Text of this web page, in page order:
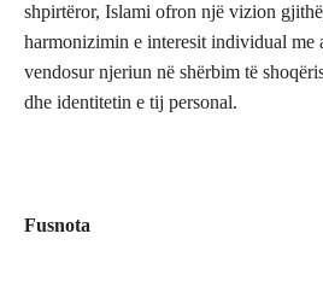
shpirtëror, Islami ofron një vizion
harmonizimin e interesit individual me
vendosur njeriun në shërbim të
dhe identitetin e tij personal.
Fusnota